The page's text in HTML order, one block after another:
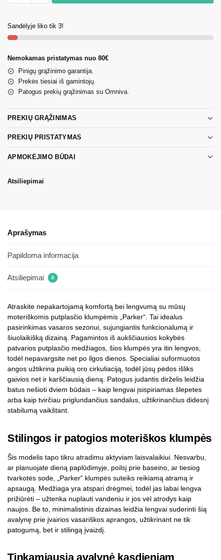
Sandėlyje liko tik 3!
Nemokamas pristatymas nuo 80€
Pinigų grąžinimo garantija.
Prekės tiesiai iš gamintojų.
Patogus prekių grąžinimas su Omniva.
PREKIŲ GRĄŽINIMAS
PREKIŲ PRISTATYMAS
APMOKĖJIMO BŪDAI
Atsiliepimai
Aprašymas
Papildoma informacija
Atsiliepimai 0
Atraskite nepakartojamą komfortą bei lengvumą su mūsų
moteriškomis putplasčio klumpėmis „Parker“. Tai idealus
pasirinkimas vasaros sezonui, sujungiantis funkcionalumą ir
šiuolaikišką dizainą. Pagamintos iš aukščiausios kokybės
patvarios putplasčio medžiagos, šios klumpės yra itin lengvos,
todėl nepavargsite net po ilgos dienos. Specialiai suformuotos
angos užtikrina puikią oro cirkuliaciją, todėl jūsų pėdos išliks
gaivios net ir karščiausią dieną. Patogus judantis dirželis leidžia
batus nešioti dviem būdais – kaip lengvai įsispiriamas šlepetes
arba kaip tvirčiau priglundančius sandalus, užtikrinančius didesnį
stabilumą vaikštant.
Stilingos ir patogios moteriškos klumpės
Šis modelis tapo tikru atradimu aktyviam laisvalaikiui. Nesvarbu,
ar planuojate dieną paplūdimyje, poilsį prie baseino, ar tiesiog
tvarkotės sode, „Parker“ klumpės suteiks reikiamą atramą ir
apsaugą. Medžiaga yra atspari drėgmei, todėl jas labai lengva
prižiūrėti – užtenka nuplauti vandeniu ir jos vėl atrodys kaip
naujos. Be to, minimalistinis dizainas leidžia lengvai suderinti šią
avalynę prie įvairios vasariškos aprangos, užtikrinant ne tik
patogumą, bet ir stilingą įvaizdį.
Tinkamiausia avalynė kasdieniam